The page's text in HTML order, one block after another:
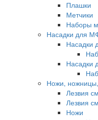
Плашки
Метчики
Наборы
Насадки для
Насадки
Насадки
Ножи,
Лезвия
Лезвия
Ножи